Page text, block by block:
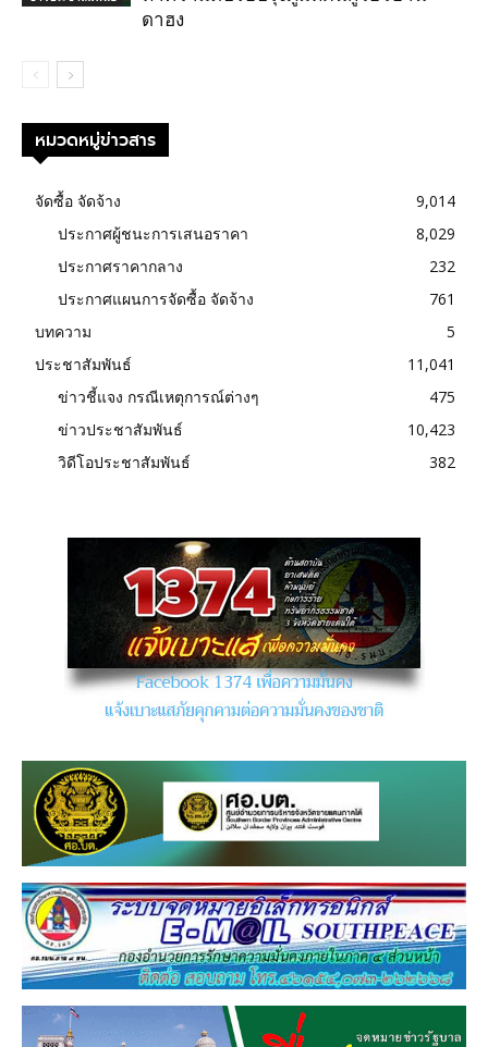
ดาฮง
หมวดหมู่ข่าวสาร
จัดซื้อ จัดจ้าง
9,014
ประกาศผู้ชนะการเสนอราคา
8,029
ประกาศราคากลาง
232
ประกาศแผนการจัดซื้อ จัดจ้าง
761
บทความ
5
ประชาสัมพันธ์
11,041
ข่าวชี้แจง กรณีเหตุการณ์ต่างๆ
475
ข่าวประชาสัมพันธ์
10,423
วิดีโอประชาสัมพันธ์
382